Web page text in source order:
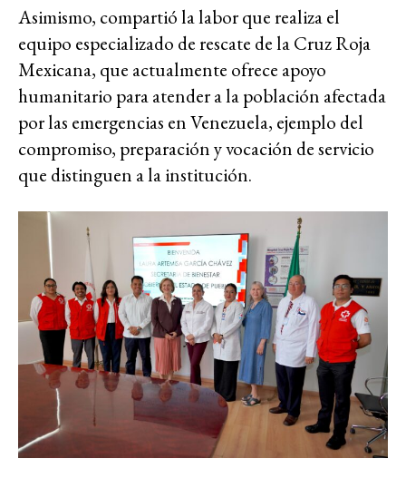
Asimismo, compartió la labor que realiza el
equipo especializado de rescate de la Cruz Roja
Mexicana, que actualmente ofrece apoyo
humanitario para atender a la población afectada
por las emergencias en Venezuela, ejemplo del
compromiso, preparación y vocación de servicio
que distinguen a la institución.